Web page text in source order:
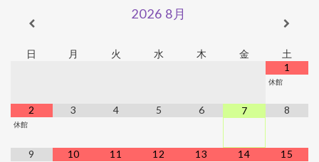
2026 8月
日 月 火 水 木 金
土
1
休館
2
休館
3 4 5 6 7 8
9 10 11 12 13 14 15